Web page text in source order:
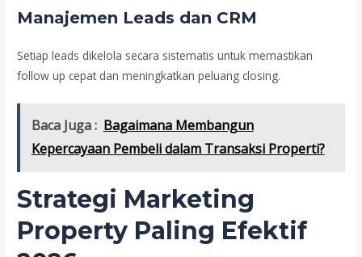
Manajemen Leads dan CRM
Setiap leads dikelola secara sistematis untuk memastikan
follow up cepat dan meningkatkan peluang closing.
Baca Juga : Bagaimana Membangun
Kepercayaan Pembeli dalam Transaksi Properti?
Strategi Marketing
Property Paling Efektif